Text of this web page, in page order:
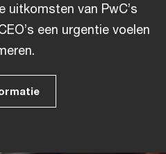
uitkomsten van PwC’s
een urgentie voelen